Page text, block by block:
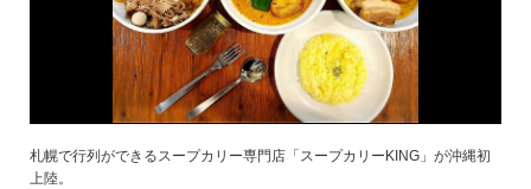
札幌で行列ができるスープカリー専門店「スープカリーKING」が沖縄初
上陸。
11種類もの野菜がたっぷり！
チキンレッグは形を残しながら、スプーンでホロホロと崩れる柔らかさ。